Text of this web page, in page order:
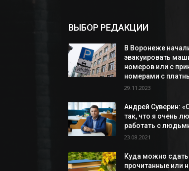
ВЫБОР РЕДАКЦИИ
В Воронеже
эвакуировать
номеров или с
номерами с
29.11.2023
Андрей Суверин:
так, что я очень
работать с
23.08.2021
Куда можно сдать
прочитанные или